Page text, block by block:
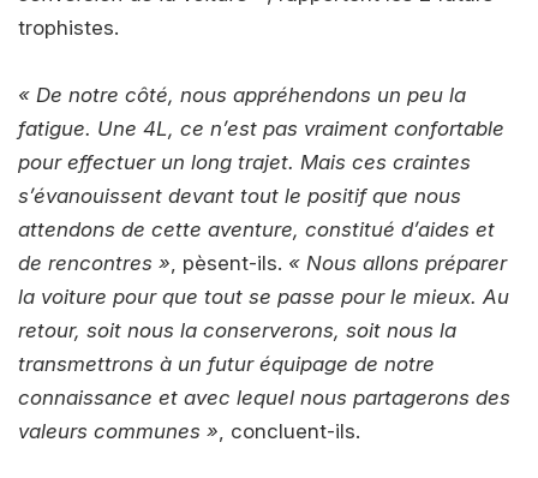
trophistes.
« De notre côté, nous appréhendons un peu la
fatigue. Une 4L, ce n’est pas vraiment confortable
pour effectuer un long trajet. Mais ces craintes
s’évanouissent devant tout le positif que nous
attendons de cette aventure, constitué d’aides et
de rencontres », pèsent-ils. « Nous allons préparer
la voiture pour que tout se passe pour le mieux. Au
retour, soit nous la conserverons, soit nous la
transmettrons à un futur équipage de notre
connaissance et avec lequel nous partagerons des
valeurs communes », concluent-ils.